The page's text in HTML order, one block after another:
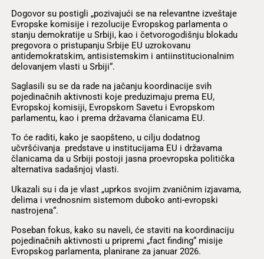
Dogovor su postigli „pozivajući se na relevantne izveštaje
Evropske komisije i rezolucije Evropskog parlamenta o
stanju demokratije u Srbiji, kao i četvorogodišnju blokadu
pregovora o pristupanju Srbije EU uzrokovanu
antidemokratskim, antisistemskim i antiinstitucionalnim
delovanjem vlasti u Srbiji“.
Saglasili su se da rade na jačanju koordinacije svih
pojedinačnih aktivnosti koje preduzimaju prema EU,
Evropskoj komisiji, Evropskom Savetu i Evropskom
parlamentu, kao i prema državama članicama EU.
To će raditi, kako je saopšteno, u cilju dodatnog
učvršćivanja predstave u institucijama EU i državama
članicama da u Srbiji postoji jasna proevropska politička
alternativa sadašnjoj vlasti.
Ukazali su i da je vlast „uprkos svojim zvaničnim izjavama,
delima i vrednosnim sistemom duboko anti-evropski
nastrojena“.
Poseban fokus, kako su naveli, će staviti na koordinaciju
pojedinačnih aktivnosti u pripremi „fact finding“ misije
Evropskog parlamenta, planirane za januar 2026.